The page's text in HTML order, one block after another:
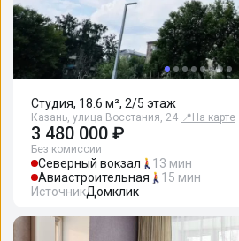
Студия, 18.6 м², 2/5 этаж
Казань, улица Восстания, 24 📍 На карте
3 480 000 ₽
Без комиссии
Северный вокзал
13 мин
Авиастроительная
15 мин
ИсточникДомклик